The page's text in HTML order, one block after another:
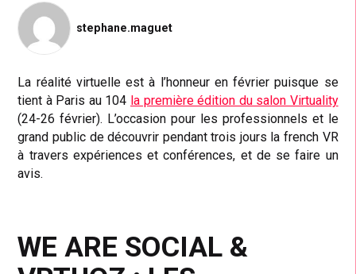
stephane.maguet
La réalité virtuelle est à l’honneur en février puisque se
tient à Paris au 104 la première édition du salon Virtuality
(24-26 février). L’occasion pour les professionnels et le
grand public de découvrir pendant trois jours la french VR
à travers expériences et conférences, et de se faire un
avis.
WE ARE SOCIAL &